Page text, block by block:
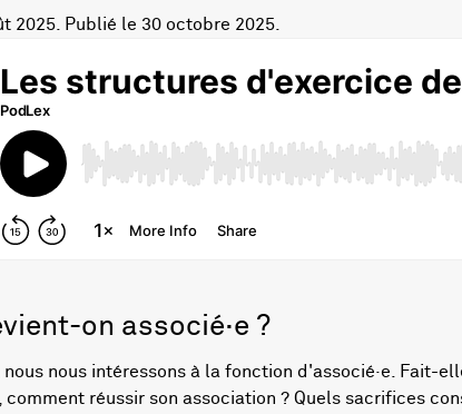
2025. Publié le 30 octobre 2025.
on associé·e ?
nous nous intéressons à la fonction d'associé·e. Fait-
réussir son association ? Quels sacrifices